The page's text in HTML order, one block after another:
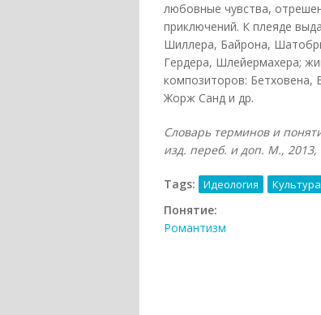
любовные чувства,
приключений. К плеяде
Шиллера, Байрона,
Гердера, Шлейермахера;
композиторов: Бетховена,
Жорж Санд и др.
Словарь терминов и
изд. переб. и доп. М., 2013,
Tags: Идеология Культура
Понятие:
Романтизм